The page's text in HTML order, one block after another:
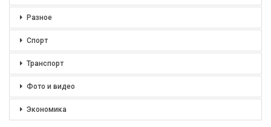
Разное
Спорт
Транспорт
Фото и видео
Экономика